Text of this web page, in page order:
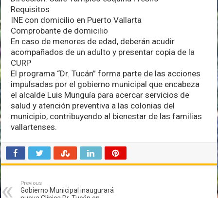
Requisitos
INE con domicilio en Puerto Vallarta
Comprobante de domicilio
En caso de menores de edad, deberán acudir
acompañados de un adulto y presentar copia de la
CURP
El programa “Dr. Tucán” forma parte de las acciones
impulsadas por el gobierno municipal que encabeza
el alcalde Luis Munguía para acercar servicios de
salud y atención preventiva a las colonias del
municipio, contribuyendo al bienestar de las familias
vallartenses.
Previous
Gobierno Municipal inaugurará